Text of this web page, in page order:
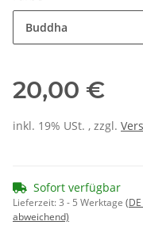
Buddha
20,00 €
inkl. 19% USt. , zzgl.
Sofort verfügbar
Lieferzeit:3 - 5 Werktage
abweichend)